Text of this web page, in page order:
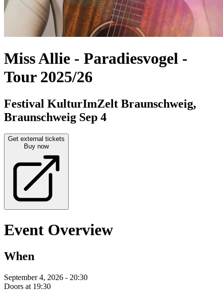
Miss Allie - Paradiesvogel -
Tour 2025/26
Festival KulturImZelt Braunschweig,
Braunschweig Sep 4
Get external tickets
Buy now
Event Overview
When
September 4, 2026 - 20:30
Doors at 19:30